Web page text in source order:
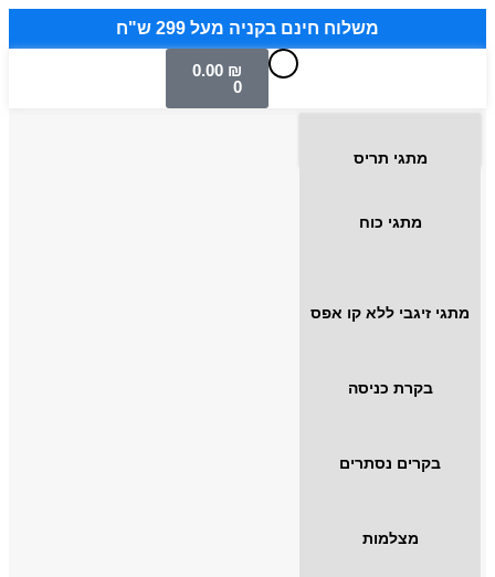
משלוח חינם בקניה מעל 299 ש"ח
0.00 ₪
0
מתגי תריס
מתגי כוח
מתגי זיגבי ללא קו אפס
בקרת כניסה
בקרים נסתרים
מצלמות